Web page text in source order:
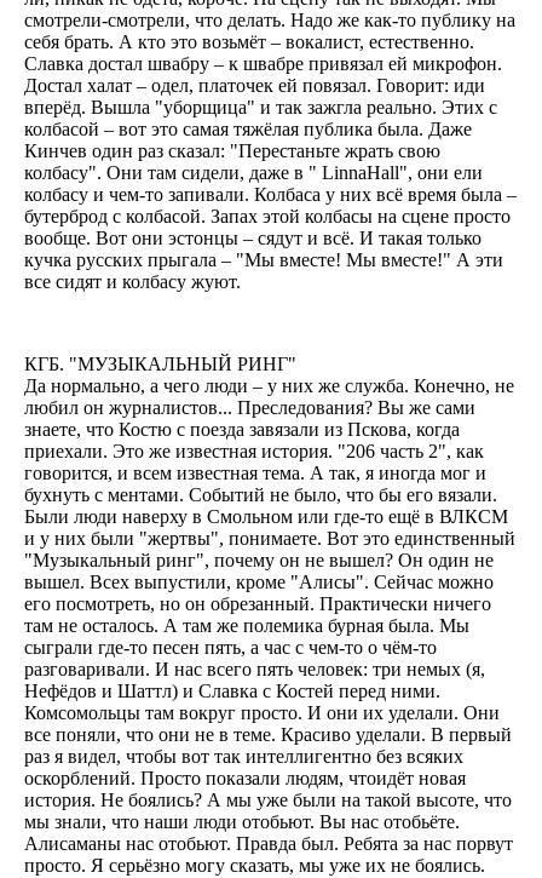
смотрели-смотрели, что делать. Надо же как-то публику на
себя брать. А кто это возьмёт – вокалист, естественно.
Славка достал швабру – к швабре привязал ей микрофон.
Достал халат – одел, платочек ей повязал. Говорит: иди
вперёд. Вышла "уборщица" и так зажгла реально. Этих с
колбасой – вот это самая тяжёлая публика была. Даже
Кинчев один раз сказал: "Перестаньте жрать свою
колбасу". Они там сидели, даже в " LinnaHall", они ели
колбасу и чем-то запивали. Колбаса у них всё время была –
бутерброд с колбасой. Запах этой колбасы на сцене просто
вообще. Вот они эстонцы – сядут и всё. И такая только
кучка русских прыгала – "Мы вместе! Мы вместе!" А эти
все сидят и колбасу жуют.
КГБ. "МУЗЫКАЛЬНЫЙ РИНГ"
Да нормально, а чего люди – у них же служба. Конечно, не
любил он журналистов... Преследования? Вы же сами
знаете, что Костю с поезда завязали из Пскова, когда
приехали. Это же известная история. "206 часть 2", как
говорится, и всем известная тема. А так, я иногда мог и
бухнуть с ментами. Событий не было, что бы его вязали.
Были люди наверху в Смольном или где-то ещё в ВЛКСМ
и у них были "жертвы", понимаете. Вот это единственный
"Музыкальный ринг", почему он не вышел? Он один не
вышел. Всех выпустили, кроме "Алисы". Сейчас можно
его посмотреть, но он обрезанный. Практически ничего
там не осталось. А там же полемика бурная была. Мы
сыграли где-то песен пять, а час с чем-то о чём-то
разговаривали. И нас всего пять человек: три немых (я,
Нефёдов и Шаттл) и Славка с Костей перед ними.
Комсомольцы там вокруг просто. И они их уделали. Они
все поняли, что они не в теме. Красиво уделали. В первый
раз я видел, чтобы вот так интеллигентно без всяких
оскорблений. Просто показали людям, чтоидёт новая
история. Не боялись? А мы уже были на такой высоте, что
мы знали, что наши люди отобьют. Вы нас отобьёте.
Алисаманы нас отобьют. Правда был. Ребята за нас порвут
просто. Я серьёзно могу сказать, мы уже их не боялись.